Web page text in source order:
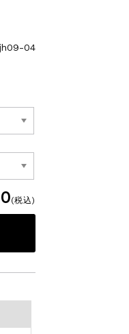
04
(税込)